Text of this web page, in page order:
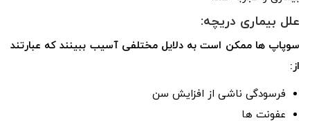
علل بیماری دریچه:
سوپاپ ها ممکن است به دلایل مختلفی آسیب ببینند که عبارتند
از:
فرسودگی ناشی از افزایش سن
عفونت ها